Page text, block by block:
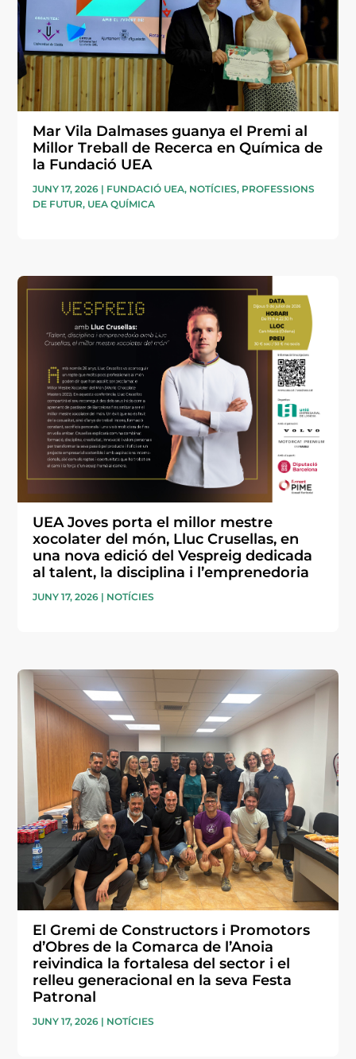
Mar Vila Dalmases guanya el Premi al
Millor Treball de Recerca en Química de
la Fundació UEA
JUNY 17, 2026 | FUNDACIÓ UEA, NOTÍCIES, PROFESSIONS
DE FUTUR, UEA QUÍMICA
UEA Joves porta el millor mestre
xocolater del món, Lluc Crusellas, en
una nova edició del Vespreig dedicada
al talent, la disciplina i l’emprenedoria
JUNY 17, 2026 | NOTÍCIES
El Gremi de Constructors i Promotors
d’Obres de la Comarca de l’Anoia
reivindica la fortalesa del sector i el
relleu generacional en la seva Festa
Patronal
JUNY 17, 2026 | NOTÍCIES